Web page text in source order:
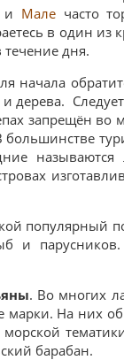
и Мале часто
в один из
течение дня.
начала
дерева.
запрещён
популярный
и
. Во многих
марки. На них
барабан.